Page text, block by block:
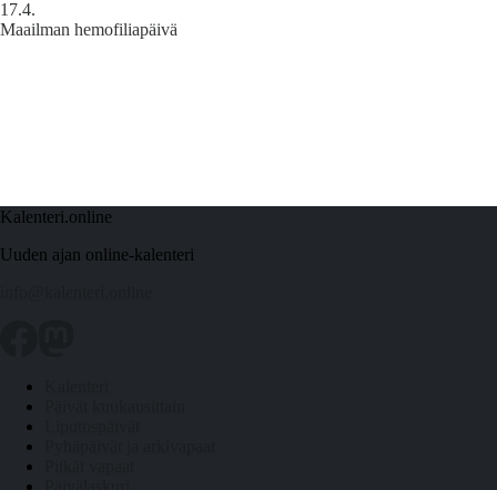
17.4.
Maailman hemofiliapäivä
Kalenteri.online
Uuden ajan online-kalenteri